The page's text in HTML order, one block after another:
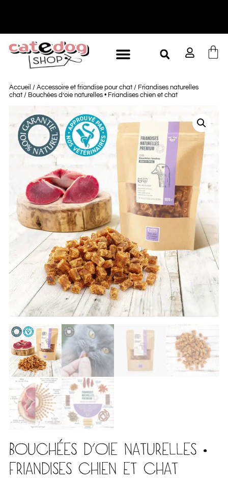
-10% à partir de 60€ d'achat
Accueil / Accessoire et friandise pour chat/ Friandises naturelles
chat/ Bouchées d’oie naturelles • Friandises chien et chat
BOUCHÉES D’OIE NATURELLES •
FRIANDISES CHIEN ET CHAT